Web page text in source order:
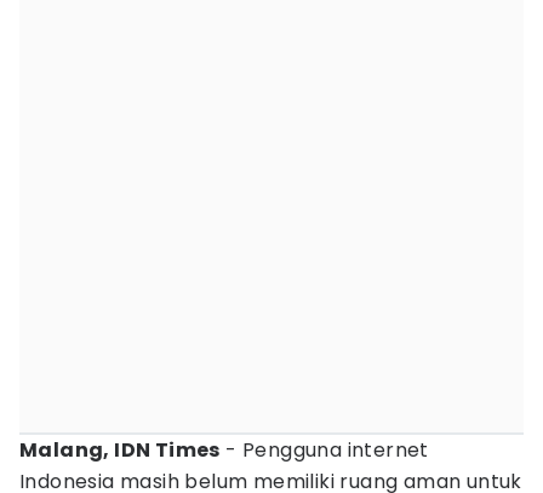
Malang, IDN Times - Pengguna internet
Indonesia masih belum memiliki ruang aman untuk